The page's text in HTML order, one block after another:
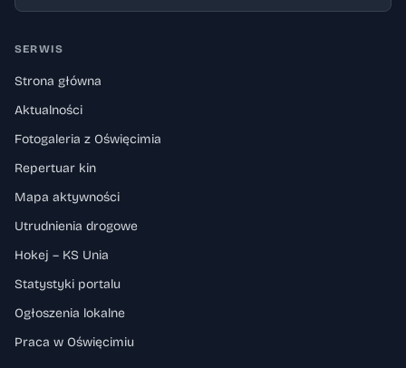
SERWIS
Strona główna
Aktualności
Fotogaleria z Oświęcimia
Repertuar kin
Mapa aktywności
Utrudnienia drogowe
Hokej – KS Unia
Statystyki portalu
Ogłoszenia lokalne
Praca w Oświęcimiu